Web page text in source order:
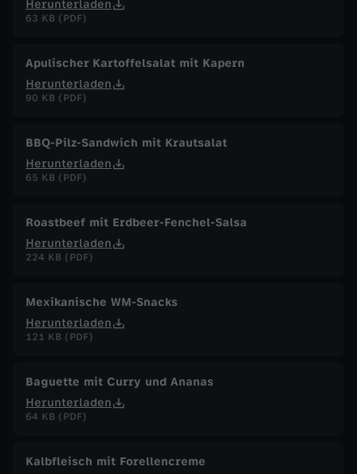
Herunterladen
63 KB (PDF)
Apulischer Kartoffelsalat mit Kapern
Herunterladen
90 KB (PDF)
BBQ-Pilz-Sandwich mit Krautsalat
Herunterladen
65 KB (PDF)
Roastbeef mit Erdbeer-Fenchel-Salsa
Herunterladen
224 KB (PDF)
Mexikanische WM-Snacks
Herunterladen
121 KB (PDF)
Baguette mit Curry und Ananas
Herunterladen
64 KB (PDF)
Kalbfleisch mit Forellencreme